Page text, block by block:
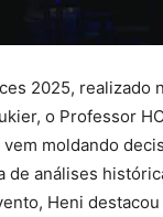
2025,
o Professor
moldando
de análises
Heni